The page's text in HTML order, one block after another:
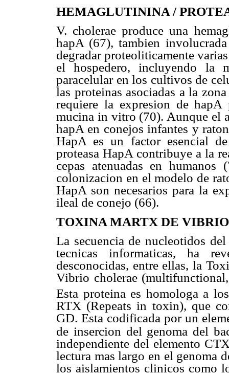
HEMAGLUTININA /
V. cholerae produce una
hapA (67), tambien
degradar proteoliticamente
el hospedero, incluyendo la
paracelular en los cultivos de
las proteinas asociadas a la
requiere la expresion de
mucina in vitro (70). Aunque el
hapA en conejos infantes y
HapA es un factor esencial
proteasa HapA contribuye a la
cepas atenuadas en
colonizacion en el modelo de
HapA son necesarios para la
ileal de conejo (66).
TOXINA MARTX DE
La secuencia de nucleotidos
tecnicas informaticas, ha
desconocidas, entre ellas, la
Vibrio cholerae
Esta proteina es homologa a
RTX (Repeats in toxin), que
GD. Esta codificada por un
de insercion del genoma del
independiente del elemento
lectura mas largo en el genoma
los aislamientos clinicos como